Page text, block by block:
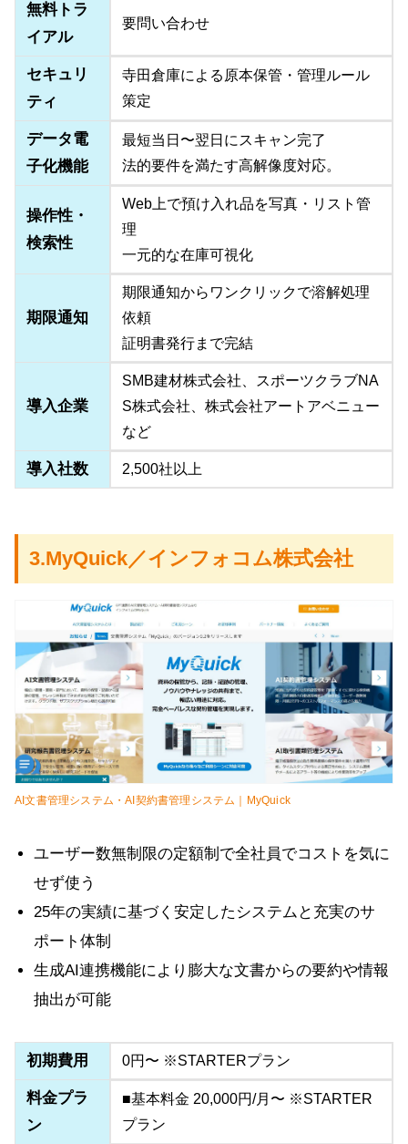
無料トラ
イアル
要問い合わせ
セキュリ
ティ
寺田倉庫による原本保管・管理ルール
策定
データ電
子化機能
最短当日〜翌日にスキャン完了
法的要件を満たす高解像度対応。
操作性・
検索性
Web上で預け入れ品を写真・リスト管
理
一元的な在庫可視化
期限通知
期限通知からワンクリックで溶解処理
依頼
証明書発行まで完結
導入企業
SMB建材株式会社、スポーツクラブNA
S株式会社、株式会社アートアベニュー
など
導入社数 2,500社以上
3.MyQuick／インフォコム株式会社
AI文書管理システム・AI契約書管理システム｜MyQuick
ユーザー数無制限の定額制で全社員でコストを気に
せず使う
25年の実績に基づく安定したシステムと充実のサ
ポート体制
生成AI連携機能により膨大な文書からの要約や情報
抽出が可能
初期費用 0円〜 ※STARTERプラン
料金プラ
ン
■基本料金 20,000円/月〜 ※STARTER
プラン